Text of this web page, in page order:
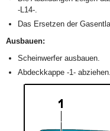
-L14-.
Das Ersetzen der
Ausbauen:
Scheinwerfer ausbauen.
Abdeckkappe -1- abziehen.